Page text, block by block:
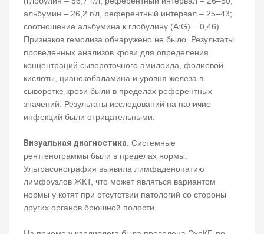
альбумин – 26,2 г/л, референтный интервал – 25–43;
соотношение альбумина к глобулину (A:G) = 0,46).
Признаков гемолиза обнаружено не было. Результаты
проведенных анализов крови для определения
концентраций сывороточного амилоида, фолиевой
кислоты, цианокобаламина и уровня железа в
сыворотке крови были в пределах референтных
значений. Результаты исследований на наличие
инфекций были отрицательными.
Визуальная диагностика. Системные
рентгенограммы были в пределах нормы.
Ультрасонография выявила лимфаденопатию
лимфоузлов ЖКТ, что может являться вариантом
нормы у котят при отсутствии патологий со стороны
других органов брюшной полости.